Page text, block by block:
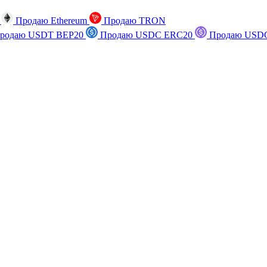
Продаю Ethereum
Продаю TRON
USDT BEP20
Продаю USDC ERC20 Продаю